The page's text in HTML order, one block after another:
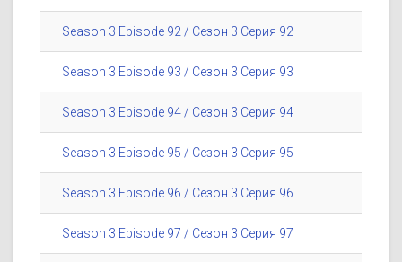
Season 3 Episode 92 / Сезон 3 Серия 92
Season 3 Episode 93 / Сезон 3 Серия 93
Season 3 Episode 94 / Сезон 3 Серия 94
Season 3 Episode 95 / Сезон 3 Серия 95
Season 3 Episode 96 / Сезон 3 Серия 96
Season 3 Episode 97 / Сезон 3 Серия 97